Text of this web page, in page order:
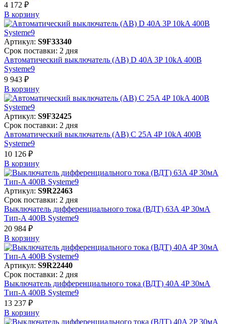
4 172 ₽
В корзинy
Артикул: S9F33340
Срок поставки: 2 дня
Автоматический выключатель (АВ) D 40A 3P 10kA 400В
Systeme9
9 943 ₽
В корзинy
Артикул: S9F32425
Срок поставки: 2 дня
Автоматический выключатель (АВ) C 25A 4P 10kA 400В
Systeme9
10 126 ₽
В корзинy
Артикул: S9R22463
Срок поставки: 2 дня
Выключатель дифференциального тока (ВДТ) 63A 4P 30мА
Тип-A 400В Systeme9
20 984 ₽
В корзинy
Артикул: S9R22440
Срок поставки: 2 дня
Выключатель дифференциального тока (ВДТ) 40A 4P 30мА
Тип-A 400В Systeme9
13 237 ₽
В корзинy